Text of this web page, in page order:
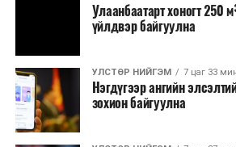
Улаанбаатарт хоногт 250
үйлдвэр байгуулна
УЛСТӨР НИЙГЭМ 7 цаг 33
Нэгдүгээр ангийн
зохион байгуулна